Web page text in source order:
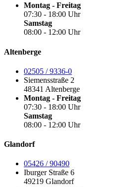
Montag - Freitag
07:30 - 18:00 Uhr
Samstag
08:00 - 12:00 Uhr
Altenberge
02505 / 9336-0
Siemensstraße 2
48341 Altenberge
Montag - Freitag
07:30 - 18:00 Uhr
Samstag
08:00 - 12:00 Uhr
Glandorf
05426 / 90490
Iburger Straße 6
49219 Glandorf